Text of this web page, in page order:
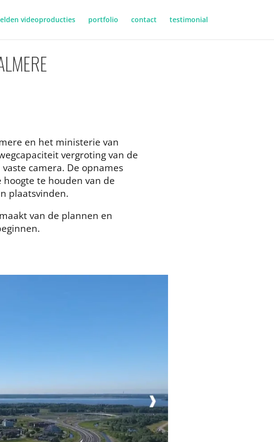
videoproducties portfolio contact testimonial
en het ministerie van
vergroting van de
camera. De opnames
te houden van de
plaatsvinden.
van de plannen en